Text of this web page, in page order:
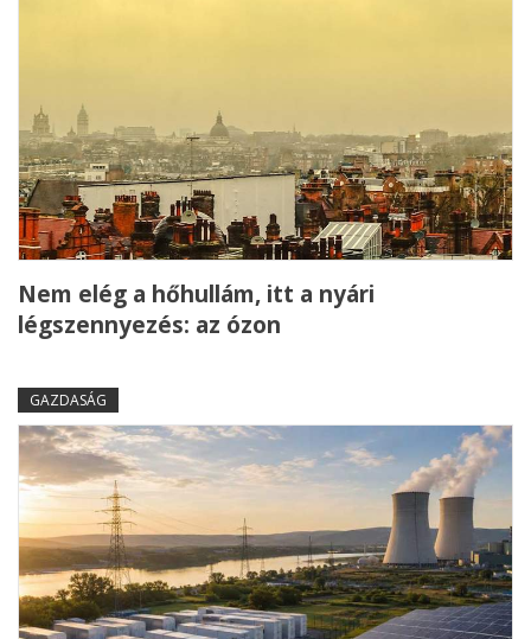
Nem elég a hőhullám, itt a nyári
légszennyezés: az ózon
GAZDASÁG